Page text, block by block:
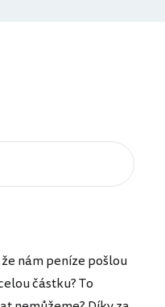
nám peníze pošlou
částku? To